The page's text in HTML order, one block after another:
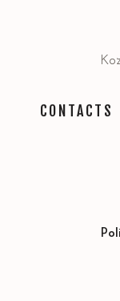
CONTACTS